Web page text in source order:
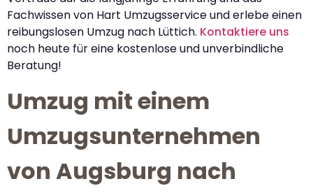
Fachwissen von Hart Umzugsservice und erlebe einen
reibungslosen Umzug nach Lüttich. Kontaktiere uns
noch heute für eine kostenlose und unverbindliche
Beratung!
Umzug mit einem
Umzugsunternehmen
von Augsburg nach